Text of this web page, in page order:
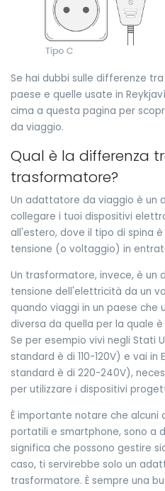
Se hai dubbi sulle differenze
paese e quelle usate in
cima a questa pagina per
da viaggio.
Qual è la differenza
trasformatore?
Un adattatore da viaggio è un
collegare i tuoi dispositivi
all'estero, dove il tipo di spina
tensione (o voltaggio) in
Un trasformatore, invece, è un
tensione dell'elettricità da un
quando viaggi in un paese che
diversa da quella per la quale
Se per esempio vivi negli Stati
standard è di 110-120V) e vai
standard è di 220-240V),
per utilizzare i dispositivi
È importante notare che alcuni
portatili e smartphone, sono a
significa che possono gestire
caso, ti servirebbe solo un
trasformatore. È sempre una